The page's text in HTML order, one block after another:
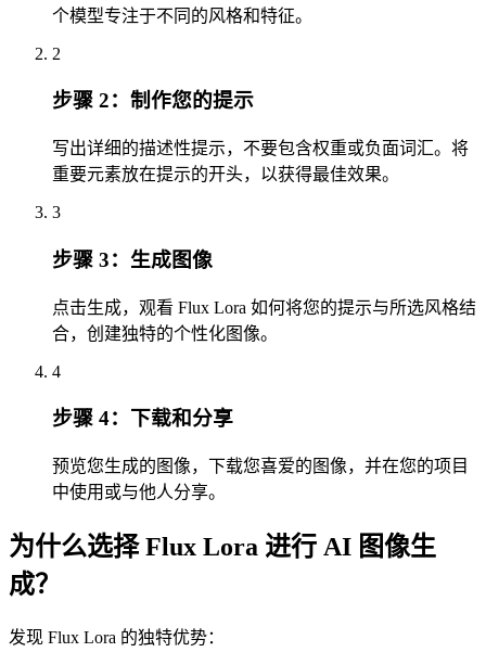
个模型专注于不同的风格和特征。
2
步骤 2：制作您的提示
写出详细的描述性提示，不要包含权重或负面词汇。将
重要元素放在提示的开头，以获得最佳效果。
3
步骤 3：生成图像
点击生成，观看 Flux Lora 如何将您的提示与所选风格结
合，创建独特的个性化图像。
4
步骤 4：下载和分享
预览您生成的图像，下载您喜爱的图像，并在您的项目
中使用或与他人分享。
为什么选择 Flux Lora 进行 AI 图像生
成？
发现 Flux Lora 的独特优势：